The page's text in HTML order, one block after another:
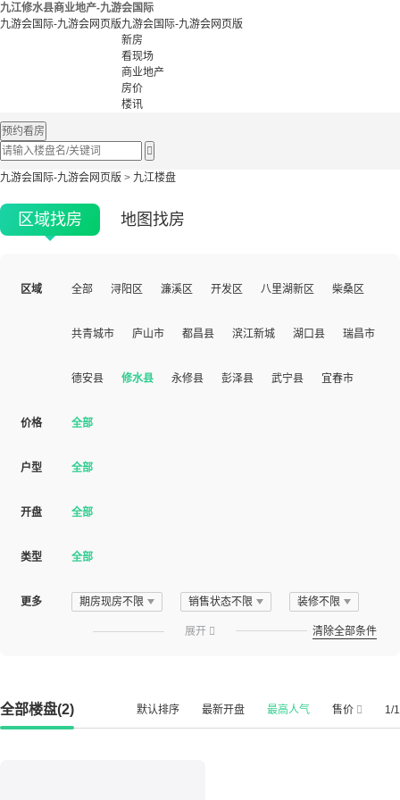
九江修水县商业地产-九游会国际
九游会国际-九游会网页版九游会国际-九游会网页版
新房
看现场
商业地产
房价
楼讯
预约看房

九游会国际-九游会网页版 > 九江楼盘
区域找房 地图找房
区域 全部 浔阳区 濂溪区 开发区 八里湖新区 柴桑区
共青城市 庐山市 都昌县 滨江新城 湖口县 瑞昌市
德安县 修水县 永修县 彭泽县 武宁县 宜春市
价格 全部
户型 全部
开盘 全部
类型 全部
更多 期房现房不限 销售状态不限 装修不限
展开  清除全部条件
全部楼盘(2) 1/1
默认排序 最新开盘 最高人气 售价